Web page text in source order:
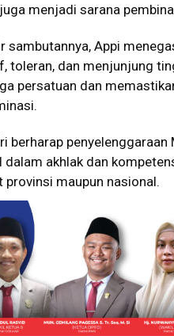
menjadi sarana
sambutannya, Appi
toleran, dan menjunjung
persatuan dan
berharap penyelenggaraan
dalam akhlak dan
provinsi maupun nasional.